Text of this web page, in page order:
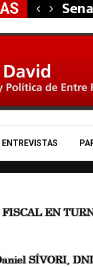
ENTREVISTAS